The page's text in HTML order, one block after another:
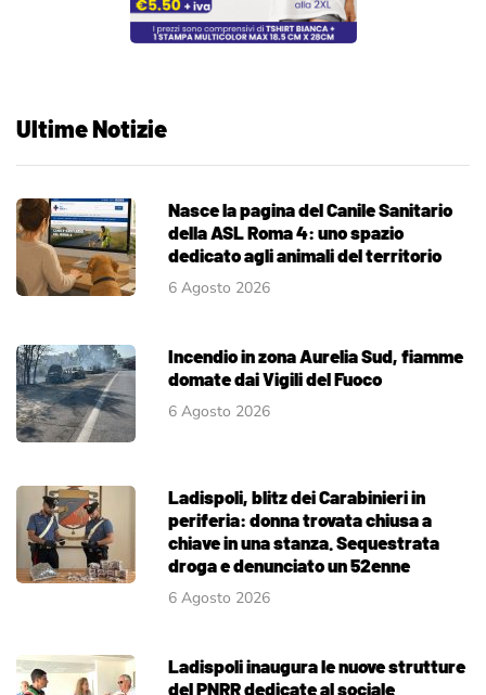
Ultime Notizie
Nasce la pagina del Canile Sanitario
della ASL Roma 4: uno spazio
dedicato agli animali del territorio
6 Agosto 2026
Incendio in zona Aurelia Sud, fiamme
domate dai Vigili del Fuoco
6 Agosto 2026
Ladispoli, blitz dei Carabinieri in
periferia: donna trovata chiusa a
chiave in una stanza. Sequestrata
droga e denunciato un 52enne
6 Agosto 2026
Ladispoli inaugura le nuove strutture
del PNRR dedicate al sociale